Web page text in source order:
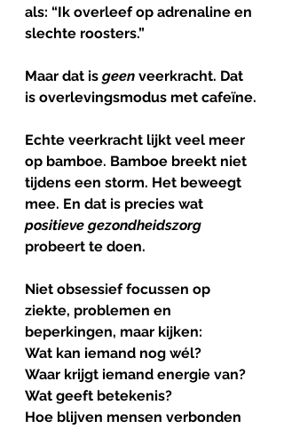
als: “Ik overleef op adrenaline en
slechte roosters.”
Maar dat is geen veerkracht. Dat
is overlevingsmodus met cafeïne.
Echte veerkracht lijkt veel meer
op bamboe. Bamboe breekt niet
tijdens een storm. Het beweegt
mee. En dat is precies wat
positieve gezondheidszorg
probeert te doen.
Niet obsessief focussen op
ziekte, problemen en
beperkingen, maar kijken:
Wat kan iemand nog wél?
Waar krijgt iemand energie van?
Wat geeft betekenis?
Hoe blijven mensen verbonden